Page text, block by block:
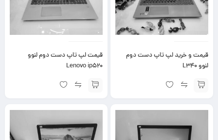
قیمت و خرید لپ تاپ دست دوم
لنوو L340
قیمت لپ تاپ دست دوم لنوو
Lenovo ip520